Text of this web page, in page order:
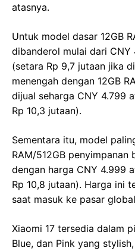
atasnya.
Untuk model dasar 12GB
dibanderol mulai dari
(setara Rp 9,7 jutaan jika
menengah dengan 12GB
dijual seharga CNY 4.799
Rp 10,3 jutaan).
Sementara itu, model
RAM/512GB penyimpanan
dengan harga CNY 4.999
Rp 10,8 jutaan). Harga ini
saat masuk ke pasar
Xiaomi 17 tersedia dalam
Blue, dan Pink yang